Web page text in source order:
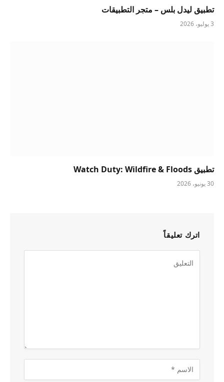
تطبيق ليدل بلس – متجر التطبيقات
3 يوليو، 2026
تطبيق Watch Duty: Wildfire & Floods
30 يونيو، 2026
اترك تعليقاً